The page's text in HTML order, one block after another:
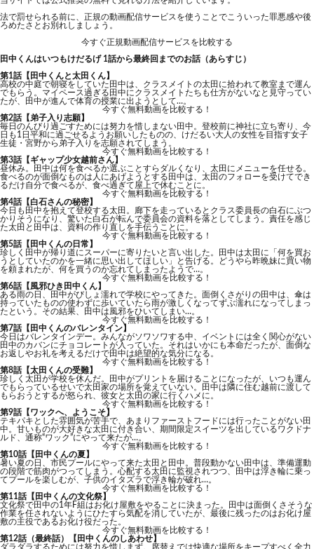
法で罰せられる前に、正規の動画配信サービスを使うことでこういった罪悪感や後
ろめたさとお別れしましょう。
今すぐ正規動画配信サービスを比較する
田中くんはいつもけだるげ 1話から最終回までのお話（あらすじ）
第1話【田中くんと太田くん】
高校の中庭で朝寝をしていた田中は、クラスメイトの太田に拾われて教室まで運ん
でもらう。マイペース過ぎる田中にクラスメイトたちも仕方がないなと見守ってい
たが、田中が進んで体育の授業に出ようとして…。
今すぐ無料動画を比較する！
第2話【弟子入り志願】
毎日のんびり過ごすためには努力を惜しまない田中。登校前に神社に立ち寄り、今
日も1日平和に過ごせるようお願いしたものの、けだるい大人の女性を目指す女子
生徒・宮野から弟子入りを志願されてしまう。
今すぐ無料動画を比較する！
第3話【ギャップ少女越前さん】
昼休み。田中は何を食べるか選ぶことすらダルくなり、太田にメニューを任せる。
食べるのが面倒なものは人にあげようとする田中は、太田のフォローを受けてでき
るだけ自分で食べるが、食べ過ぎて屋上で休むことに。
今すぐ無料動画を比較する！
第4話【白石さんの秘密】
今日も田中を抱えて登校する太田。廊下を走っているとクラス委員長の白石にぶつ
かりそうになり、驚いた白石が転んで委員会の資料を落としてしまう。責任を感じ
た太田と田中は、資料の作り直しを手伝うことに。
今すぐ無料動画を比較する！
第5話【田中くんの日常】
珍しく田中が帰り道にスーパーに寄りたいと言い出した。田中は太田に「何を買お
うとしていたのかを一緒に思い出してほしい」と告げる。どうやら昨晩妹に買い物
を頼まれたが、何を買うのか忘れてしまったようで…。
今すぐ無料動画を比較する！
第6話【風邪ひき田中くん】
ある雨の日、田中がびしょ濡れで学校にやってきた。面倒くさがりの田中は、傘は
持っていたものの使わずに歩いていたら雨が激しくなってずぶ濡れになってしまっ
たという。その結果、田中は風邪をひいてしまい…。
今すぐ無料動画を比較する！
第7話【田中くんのバレンタイン】
今日はバレンタインデー。みんながソワソワする中、イベントには全く関心がない
田中のカバンにチョコレートが入っていた。それはいかにも本命だったが、面倒な
お返しやお礼を考えるだけで田中は絶望的な気分になる。
今すぐ無料動画を比較する！
第8話【太田くんの受難】
珍しく太田が学校を休んだ。田中がプリントを届けることになったが、いつも運ん
でもらっているせいで太田家の場所を覚えていない。田中は隣に住む越前に渡して
もらおうとするが怒られ、彼女と太田の家に行くハメに。
今すぐ無料動画を比較する！
第9話【ワックへ、ようこそ】
テキパキとした雰囲気が苦手で、あまりファーストフードには行ったことがない田
中。甘いものが大好きな太田に付き合い、期間限定スイーツを出しているワクドナ
ルド、通称“ワック”にやって来たが…。
今すぐ無料動画を比較する！
第10話【田中くんの夏】
暑い夏の日、市民プールにやって来た太田と田中。普段動かない田中は、準備運動
の段階で筋肉がつってしまう。心配する太田に監視されつつ、田中は浮き輪に乗っ
てプールを楽しむが、子供のイタズラで浮き輪が破れ…。
今すぐ無料動画を比較する！
第11話【田中くんの文化祭】
文化祭で田中の1年F組はお化け屋敷をやることに決まった。田中は面倒くさそうな
作業を任されないようにひたすら気配を消していたが、最後に残ったのはお化け屋
敷の主役であるお化け役だった。
今すぐ無料動画を比較する！
第12話（最終話）【田中くんのしあわせ】
ダラダラするためには努力を惜しまず、席替えでは快適な場所をキープすべく全力